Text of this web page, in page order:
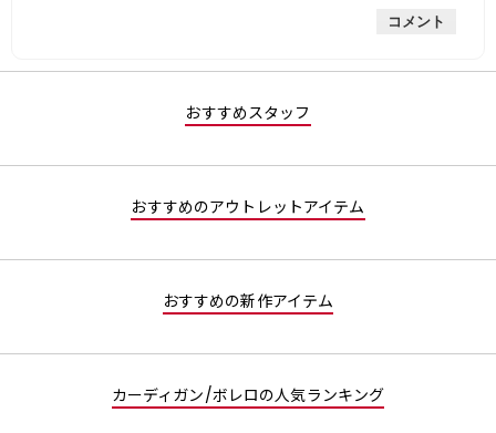
コメント
おすすめスタッフ
おすすめのアウトレットアイテム
おすすめの新作アイテム
カーディガン/ボレロの人気ランキング